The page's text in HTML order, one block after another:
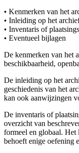
• Kenmerken van het
• Inleiding op het
• Inventaris of
• Eventueel bijlagen
De kenmerken van het
beschikbaarheid,
De inleiding op het
geschiedenis van het
kan ook aanwijzingen
De inventaris of
overzicht van
formeel en globaal. Het
behoeft enige oefening